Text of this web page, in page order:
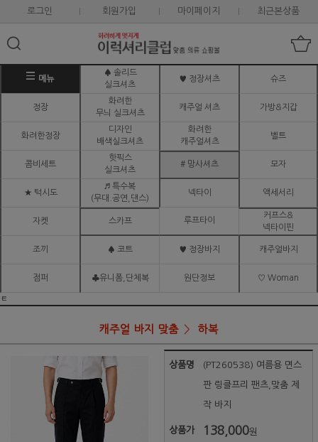
로그인 회원가입 마이페이지 최근본상품
메뉴
♠ 솔리드
실크셔츠
♥ 정장셔츠 슈즈
정장
화려한
무늬 실크셔츠
캐주얼 셔츠 가방&지갑
화려한정장
디자인
배색실크셔츠
화려한
캐주얼셔츠
벨트
콤비세트
핫픽스
실크셔츠
# 망사셔츠 모자
★ 턱시도
♬ 특수복
(무대.공연,댄스)
넥타이 액세서리
자켓 스카프 루프타이
커프스&
넥타이핀
조끼 ♠ 코트 ♥ 정장바지 캐주얼바지
점퍼 ♣유니폼,단체복 원단정보 ♡ Woman
ㅌ
캐주얼 바지 맞춤 하복
상품명 (PT260538) 여름용 면스
판 링클프리 팬츠,맞춤 제
작 바지
상품가 138,000원